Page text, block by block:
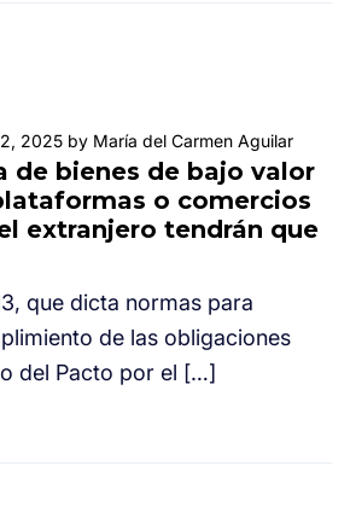
2025 by María del Carmen Aguilar
de bienes de bajo valor
o comercios
extranjero tendrán que
que dicta normas para
de las obligaciones
del Pacto por el […]